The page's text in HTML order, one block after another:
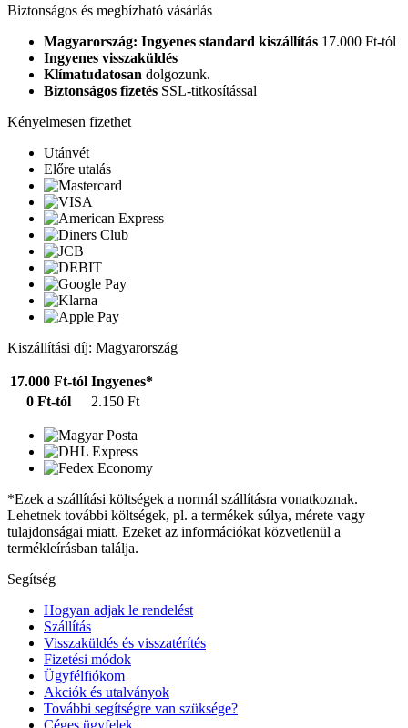
Biztonságos és megbízható vásárlás
Magyarország: Ingyenes standard kiszállítás 17.000 Ft-tól
Ingyenes visszaküldés
Klímatudatosan dolgozunk.
Biztonságos fizetés SSL-titkosítással
Kényelmesen fizethet
Utánvét
Előre utalás
Kiszállítási díj: Magyarország
17.000 Ft-tól Ingyenes*
0 Ft-tól
2.150 Ft
*Ezek a szállítási költségek a normál szállításra vonatkoznak.
Lehetnek további költségek, pl. a termékek súlya, mérete vagy
tulajdonságai miatt. Ezeket az információkat közvetlenül a
termékleírásban találja.
Segítség
Hogyan adjak le rendelést
Szállítás
Visszaküldés és visszatérítés
Fizetési módok
Ügyfélfiókom
Akciók és utalványok
További segítségre van szüksége?
Céges ügyfelek